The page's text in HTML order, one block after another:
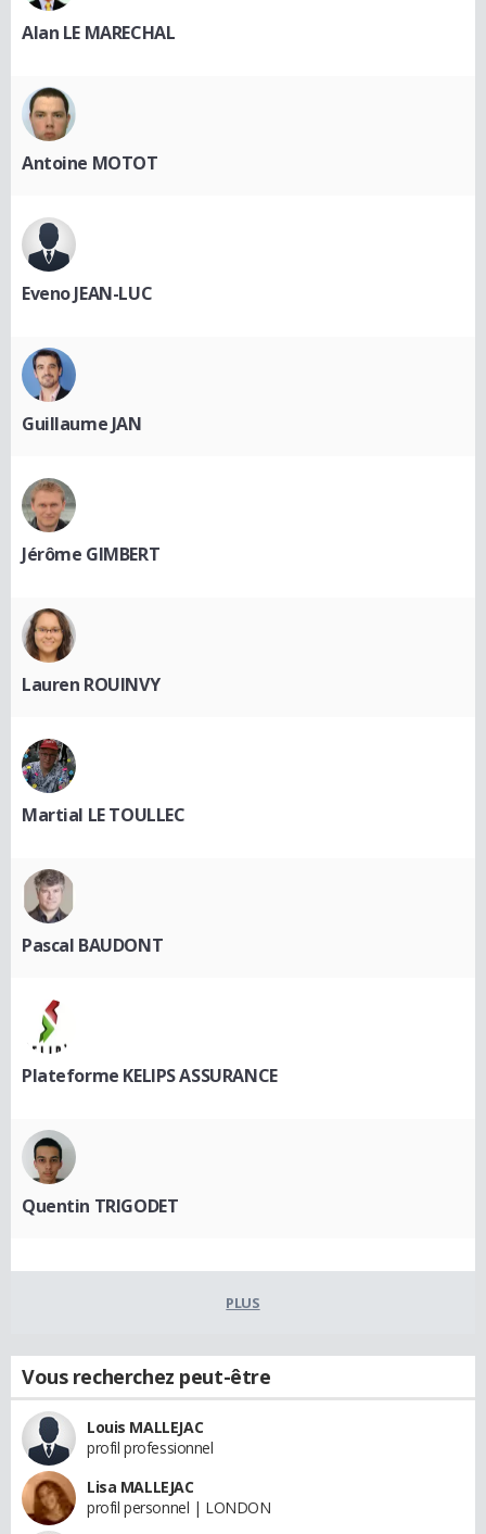
Alan LE MARECHAL
Antoine MOTOT
Eveno JEAN-LUC
Guillaume JAN
Jérôme GIMBERT
Lauren ROUINVY
Martial LE TOULLEC
Pascal BAUDONT
Plateforme KELIPS ASSURANCE
Quentin TRIGODET
PLUS
Vous recherchez peut-être
Louis MALLEJAC
profil professionnel
Lisa MALLEJAC
profil personnel | LONDON